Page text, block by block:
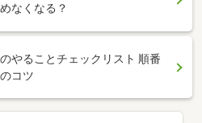
なくなる？
やることチェックリスト 順番
コツ